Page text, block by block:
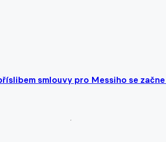
smlouvy pro Messiho se